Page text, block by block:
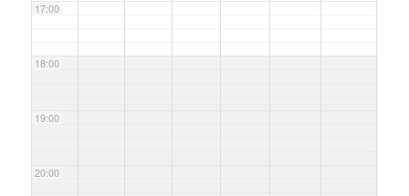
17:00
18:00
19:00
20:00